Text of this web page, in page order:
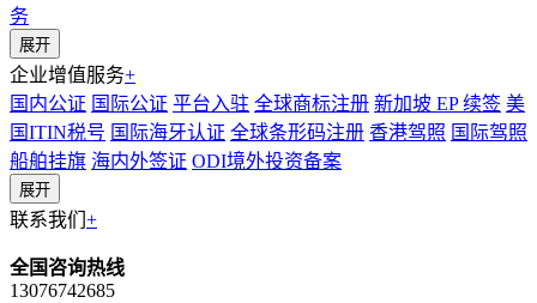
务
展开
企业增值服务+
国内公证 国际公证 平台入驻 全球商标注册 新加坡 EP 续签 美
国ITIN税号 国际海牙认证 全球条形码注册 香港驾照 国际驾照
船舶挂旗 海内外签证 ODI境外投资备案
展开
联系我们 +
全国咨询热线
13076742685